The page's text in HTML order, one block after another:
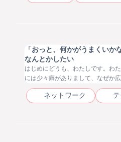
「おっと、何かがうまくいか
なんとかしたい
はじめにどうも、わたしです。わ
には少々癖がありまして、なぜか
ネットワーク